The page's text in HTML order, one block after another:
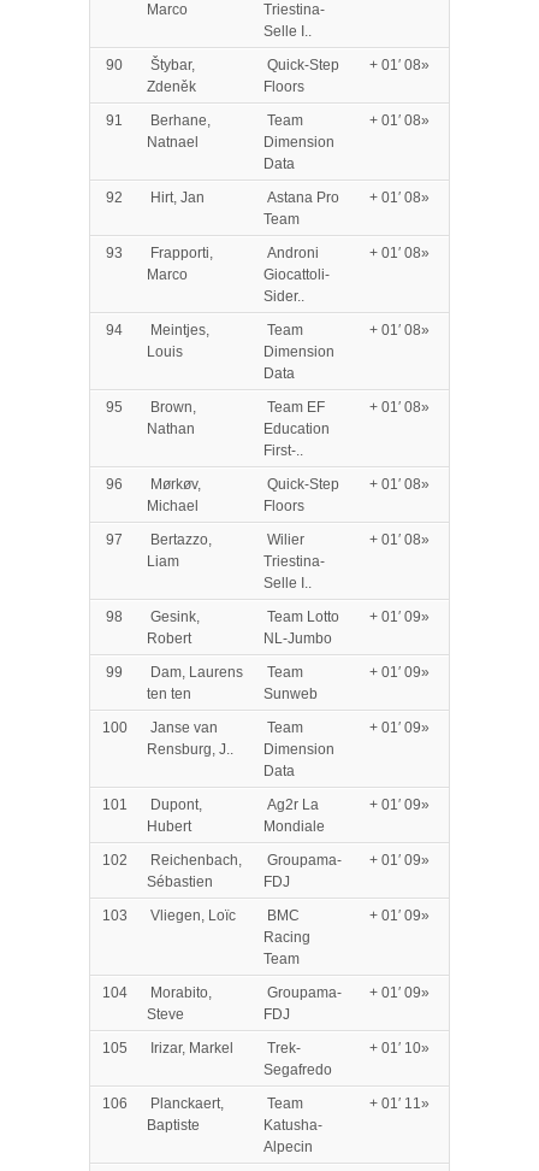
Marco
Triestina-
Selle I..
90
Štybar,
Zdeněk
Quick-Step
Floors
+ 01′ 08»
91
Berhane,
Natnael
Team
Dimension
Data
+ 01′ 08»
92 Hirt, Jan
Astana Pro
Team
+ 01′ 08»
93
Frapporti,
Marco
Androni
Giocattoli-
Sider..
+ 01′ 08»
94
Meintjes,
Louis
Team
Dimension
Data
+ 01′ 08»
95
Brown,
Nathan
Team EF
Education
First-..
+ 01′ 08»
96
Mørkøv,
Michael
Quick-Step
Floors
+ 01′ 08»
97
Bertazzo,
Liam
Wilier
Triestina-
Selle I..
+ 01′ 08»
98
Gesink,
Robert
Team Lotto
NL-Jumbo
+ 01′ 09»
99
Dam, Laurens
ten ten
Team
Sunweb
+ 01′ 09»
100
Janse van
Rensburg, J..
Team
Dimension
Data
+ 01′ 09»
101
Dupont,
Hubert
Ag2r La
Mondiale
+ 01′ 09»
102
Reichenbach,
Sébastien
Groupama-
FDJ
+ 01′ 09»
103 Vliegen, Loïc
BMC
Racing
Team
+ 01′ 09»
104
Morabito,
Steve
Groupama-
FDJ
+ 01′ 09»
105 Irizar, Markel
Trek-
Segafredo
+ 01′ 10»
106
Planckaert,
Baptiste
Team
Katusha-
Alpecin
+ 01′ 11»